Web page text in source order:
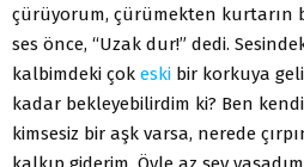
çürüyorum, çürümekten kurtarın
ses önce, “Uzak dur!” dedi.
kalbimdeki çok eski bir korkuya
kadar bekleyebilirdim ki? Ben
kimsesiz bir aşk varsa, nerede